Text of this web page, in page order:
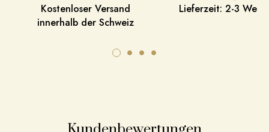
Kostenloser Versand
innerhalb der Schweiz
Lieferzeit: 2-3